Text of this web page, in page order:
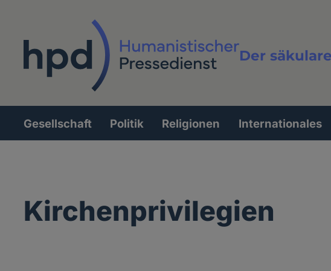
Der
Volltextsuche
Hauptnavigation
Gesellschaft Politik Religionen Internationales
Kirchenprivilegien